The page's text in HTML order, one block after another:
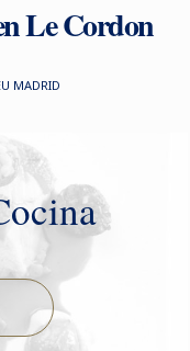
Le Cordon
MADRID